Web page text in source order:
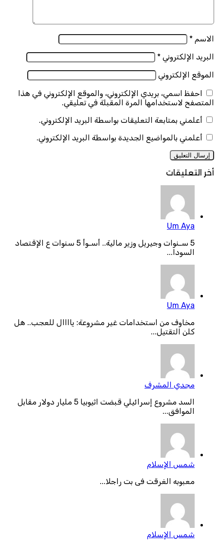
الاسم *
البريد الإلكتروني *
الموقع الإلكتروني
احفظ اسمي، بريدي الإلكتروني، والموقع الإلكتروني في هذا
المتصفح لاستخدامها المرة المقبلة في تعليقي.
أعلمني بمتابعة التعليقات بواسطة البريد الإلكتروني.
أعلمني بالمواضيع الجديدة بواسطة البريد الإلكتروني.
أخر التعليقات
Um Aya
5 سـنوات وجيريل وزير مالية.. أسـوأ 5 سنوات ع الإقتصاد
السودا...
Um Aya
مخاوف من استخدامات غير مشروعة: ياااال للعجب.. هل
كلن التقتيل...
مجدي المشرف
السد مشروع إسرائيلي قبضت اثيوبيا 5 مليار دولار مقابل
الموافق...
شمس الإسلام
معبوبه الغرقت فى بت راجلا...
شمس الإسلام